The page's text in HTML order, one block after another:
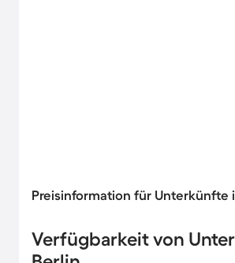
Preisinformation für Unterkünfte
Verfügbarkeit von